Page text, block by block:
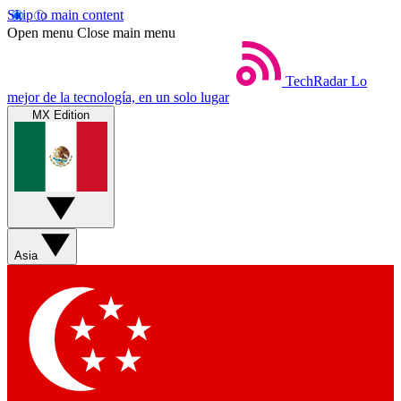
Skip to main content
Open menu Close main menu
TechRadar Lo
mejor de la tecnología, en un solo lugar
MX Edition
Asia